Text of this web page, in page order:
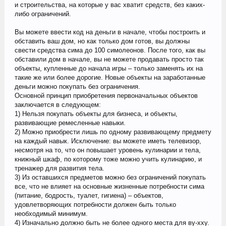
и строительства, на которые у вас хватит средств, без каких-
либо ограничений.
Вы можете ввести код на деньги в начале, чтобы построить и
обставить ваш дом, но как только дом готов, вы должны
свести средства сима до 100 симолеонов. После того, как вы
обставили дом в начале, вы не можете продавать просто так
объекты, купленные до начала игры – только заменять их на
такие же или более дорогие. Новые объекты на заработанные
деньги можно покупать без ограничения.
Основной принцип приобретения первоначальных объектов
заключается в следующем:
1) Нельзя покупать объекты для бизнеса, и объекты,
развивающие ремесленные навыки.
2) Можно приобрести лишь по одному развивающему предмету
на каждый навык. Исключение: вы можете иметь телевизор,
несмотря на то, что он повышает уровень кулинарии и тела,
книжный шкаф, по которому тоже можно учить кулинарию, и
тренажер для развития тела.
3) Из оставшихся предметов можно без ограничений покупать
все, что не влияет на основные жизненные потребности сима
(питание, бодрость, туалет, гигиена) – объектов,
удовлетворяющих потребности должен быть только
необходимый минимум.
4) Изначально должно быть не более одного места для ву-хху.